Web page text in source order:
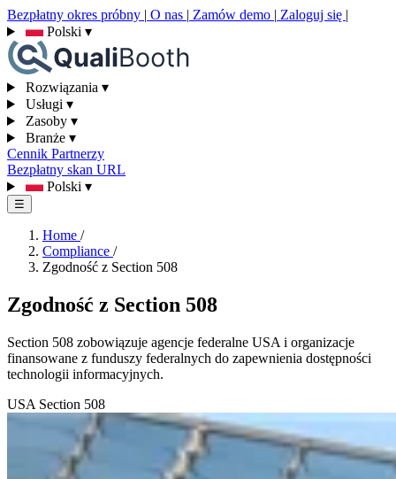
Bezpłatny okres próbny | O nas | Zamów demo | Zaloguj się |
Polski ▾
Rozwiązania ▾
Usługi ▾
Zasoby ▾
Branże ▾
Cennik Partnerzy
Bezpłatny skan URL
Polski ▾
☰
Home /
Compliance /
Zgodność z Section 508
Zgodność z Section 508
Section 508 zobowiązuje agencje federalne USA i organizacje
finansowane z funduszy federalnych do zapewnienia dostępności
technologii informacyjnych.
USA Section 508